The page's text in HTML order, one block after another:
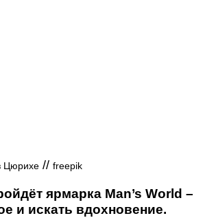
Цюрихе // freepik
ярмарка Man’s World –
и искать вдохновение.